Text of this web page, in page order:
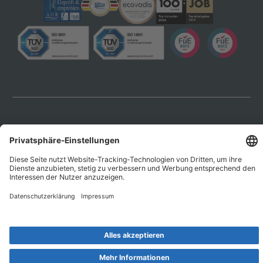
Datenschutz
© 2026 EXPRESSO Deutschland GmbH & Co. KG